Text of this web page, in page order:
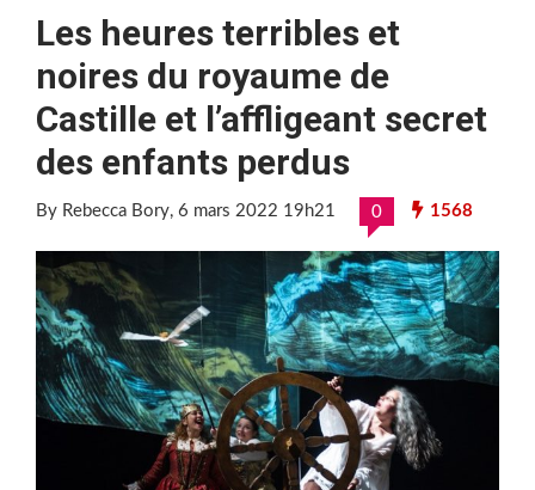
Les heures terribles et
noires du royaume de
Castille et l’affligeant secret
des enfants perdus
By Rebecca Bory, 6 mars 2022 19h21 0 1568